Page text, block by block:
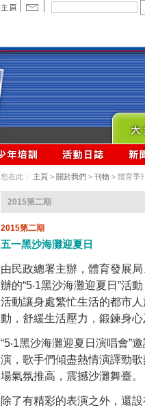
您在此： 主頁 > 關於我們 > 刊物 > 體育季刊
2015第二期
2015第二期
五一黑沙海灘迎夏日
由民政總署主辦，體育發展
辦的“5‧1黑沙海灘迎夏日”活
活動讓身處繁忙生活的都市
動，舒緩生活壓力，鍛鍊身
“5‧1黑沙海灘迎夏日演唱會”
演，歌手們傾盡熱情演譯勁
場氣氛推高，震撼沙灘舞臺。
除了有精彩的表演之外，還